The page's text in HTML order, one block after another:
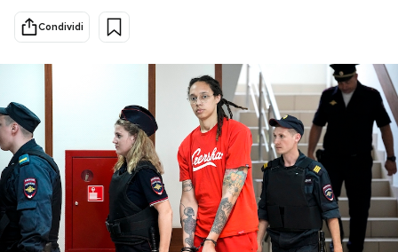
Sport
PODCAST
NEWSLETTER
I MIEI PREFERITI
Condividi